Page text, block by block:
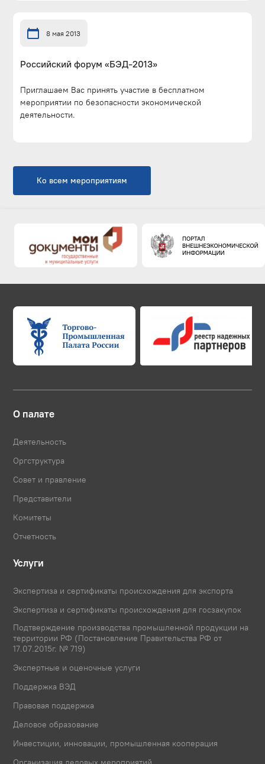
8 мая 2013
Российский форум «БЭД-2013»
Приглашаем Вас принять участие в бесплатном
мероприятии по безопасности экономической
деятельности.
Ко всем мероприятиям
О палате
Деятельность
Оргструктура
Совет и правление
Представители
Комитеты
Отчетность
Услуги
Экспертиза и сертификаты происхождения для экспорта
Экспертиза и сертификаты происхождения для госзакупок
Подтверждение производства промышленной продукции на
территории РФ (Постановление Правительства РФ от
17.07.2015г. № 719)
Экспертные и оценочные услуги
Поддержка ВЭД
Правовая поддержка
Деловое образование
Инвестиции, инновации, промышленная кооперация